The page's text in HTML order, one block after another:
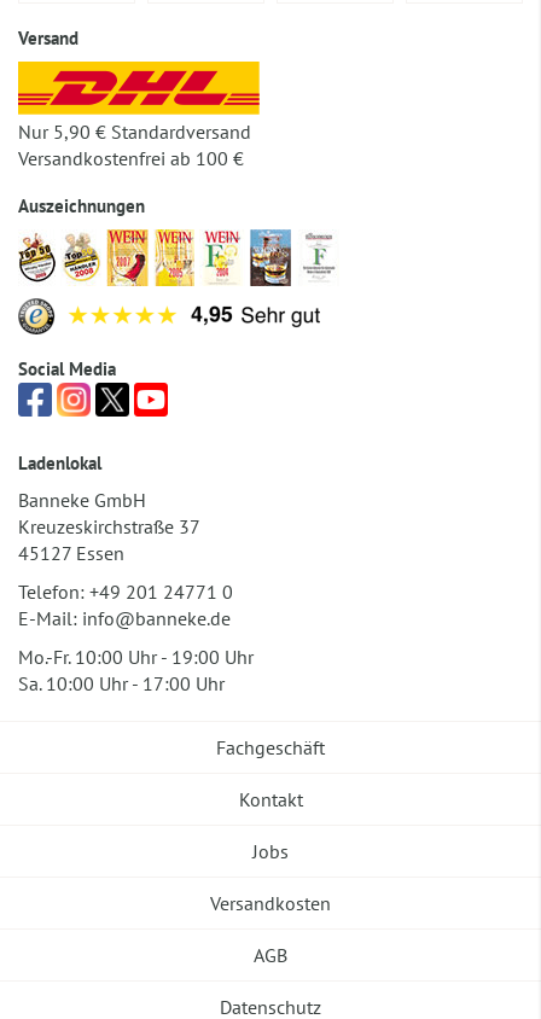
Versand
Nur 5,90 € Standardversand
Versandkostenfrei ab 100 €
Auszeichnungen
Social Media
Ladenlokal
Banneke GmbH
Kreuzeskirchstraße 37
45127 Essen
Telefon: +49 201 24771 0
E-Mail: info@banneke.de
Mo.-Fr. 10:00 Uhr - 19:00 Uhr
Sa. 10:00 Uhr - 17:00 Uhr
Fachgeschäft
Kontakt
Jobs
Versandkosten
AGB
Datenschutz